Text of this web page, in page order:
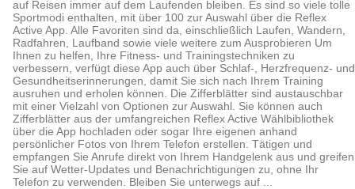
auf Reisen immer auf dem Laufenden bleiben. Es sind so viele tolle
Sportmodi enthalten, mit über 100 zur Auswahl über die Reflex
Active App. Alle Favoriten sind da, einschließlich Laufen, Wandern,
Radfahren, Laufband sowie viele weitere zum Ausprobieren Um
Ihnen zu helfen, Ihre Fitness- und Trainingstechniken zu
verbessern, verfügt diese App auch über Schlaf-, Herzfrequenz- und
Gesundheitserinnerungen, damit Sie sich nach Ihrem Training
ausruhen und erholen können. Die Zifferblätter sind austauschbar
mit einer Vielzahl von Optionen zur Auswahl. Sie können auch
Zifferblätter aus der umfangreichen Reflex Active Wählbibliothek
über die App hochladen oder sogar Ihre eigenen anhand
persönlicher Fotos von Ihrem Telefon erstellen. Tätigen und
empfangen Sie Anrufe direkt von Ihrem Handgelenk aus und greifen
Sie auf Wetter-Updates und Benachrichtigungen zu, ohne Ihr
Telefon zu verwenden. Bleiben Sie unterwegs auf ...